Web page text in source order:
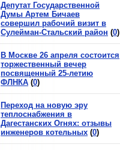
Депутат Государственной
Думы Артем Бичаев
совершил рабочий визит в
Сулейман-Стальский район (0)
В Москве 26 апреля состоится
торжественный вечер
посвященный 25-летию
ФЛНКА (0)
Переход на новую эру
теплоснабжения в
Дагестанских Огнях: отзывы
инженеров котельных (0)